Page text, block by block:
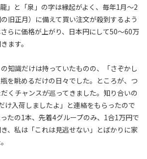
」と「泉」の字は縁起がよく、毎年1月～2
旧正月）に備えて買い注文が殺到するよう
らに価格が上がり、日本円にして50～60万
ます。
知識だけは持っていたものの、「さぞかし
を眺めるだけの日々でした。ところが、つ
くチャンスが巡ってきました。知り合いの
け入荷しましたよ」と連絡をもらったので
たの1本、先着4グループのみ、1合1万円で
、私は「これは見逃せない」とばかりに家